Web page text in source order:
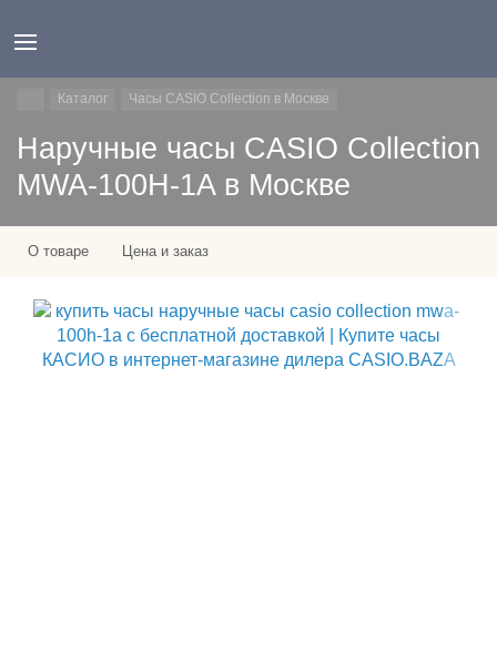
Каталог Часы CASIO Collection в Москве
Наручные часы CASIO Collection
MWA-100H-1A в Москве
О товаре Цена и заказ